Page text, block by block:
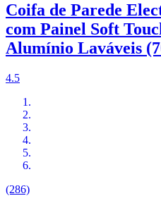
Coifa de Parede
com Painel Soft
Alumínio Laváveis
4.5
(286)